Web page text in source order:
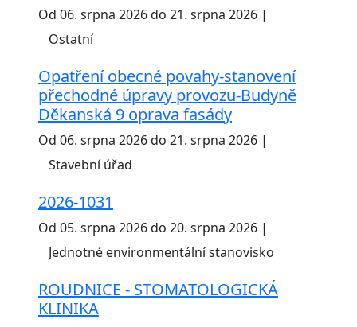
Od 06. srpna 2026 do 21. srpna 2026 |
Ostatní
Opatření obecné povahy-stanovení
přechodné úpravy provozu-Budyně
Děkanská 9 oprava fasády
Od 06. srpna 2026 do 21. srpna 2026 |
Stavební úřad
2026-1031
Od 05. srpna 2026 do 20. srpna 2026 |
Jednotné environmentální stanovisko
ROUDNICE - STOMATOLOGICKÁ
KLINIKA